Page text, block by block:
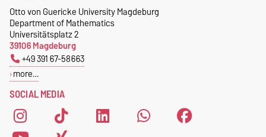
SOCIAL MEDIA
Otto von Guericke University Magdeburg
Department of Mathematics
Universitätsplatz 2
39106 Magdeburg
+49 391 67-58663
more…